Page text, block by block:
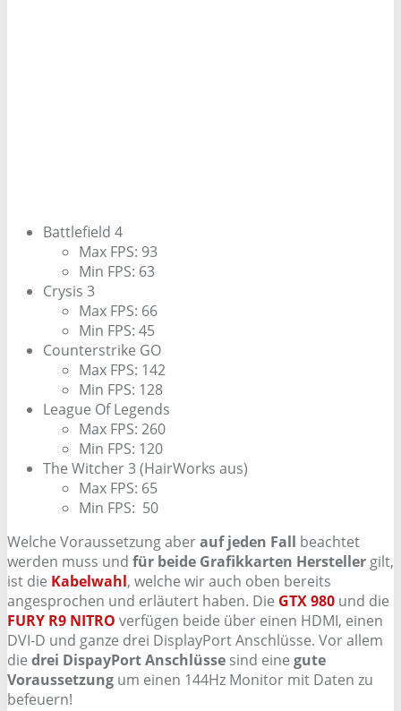
Battlefield 4
Max FPS: 93
Min FPS: 63
Crysis 3
Max FPS: 66
Min FPS: 45
Counterstrike GO
Max FPS: 142
Min FPS: 128
League Of Legends
Max FPS: 260
Min FPS: 120
The Witcher 3 (HairWorks aus)
Max FPS: 65
Min FPS: 50
Welche Voraussetzung aberauf jeden Fall beachtet
werden muss und für beide Grafikkarten Herstellergilt,
ist die Kabelwahl, welche wir auch oben bereits
angesprochen und erläutert haben. Die GTX 980 und die
FURY R9 NITRO verfügen beide über einen HDMI, einen
DVI-D und ganze drei DisplayPort Anschlüsse. Vor allem
die drei DispayPort Anschlüsse sind eine gute
Voraussetzung um einen 144Hz Monitor mit Daten zu
befeuern!